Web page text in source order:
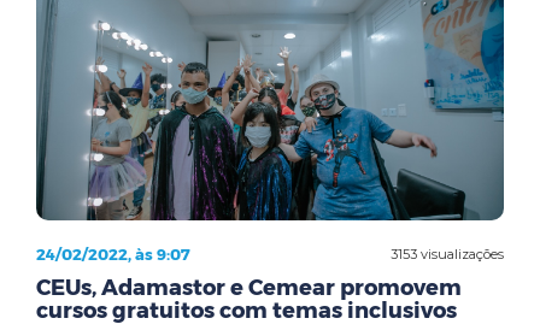
3153 visualizações
24/02/2022, às 9:07
CEUs, Adamastor e Cemear promovem
cursos gratuitos com temas inclusivos